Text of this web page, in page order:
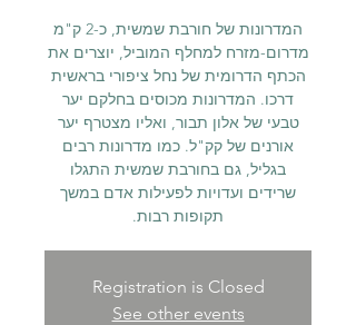
המדרונות של חורבת שמשית, כ-2 ק"מ
מדרום-מזרח למחלף המוביל, יוצרים את
הכתף הדרומית של נחל ציפורי בראשית
דרכו. המדרונות מכוסים בחלקם יער
טבעי של אלון תבור, ואליו מצטרף יער
אורנים של קק"ל. כמו מדרונות רבים
בגליל, גם בחורבת שמשית התגלו
שרידים ועדויות לפעילות אדם במשך
תקופות רבות.
Registration is Closed
See other events